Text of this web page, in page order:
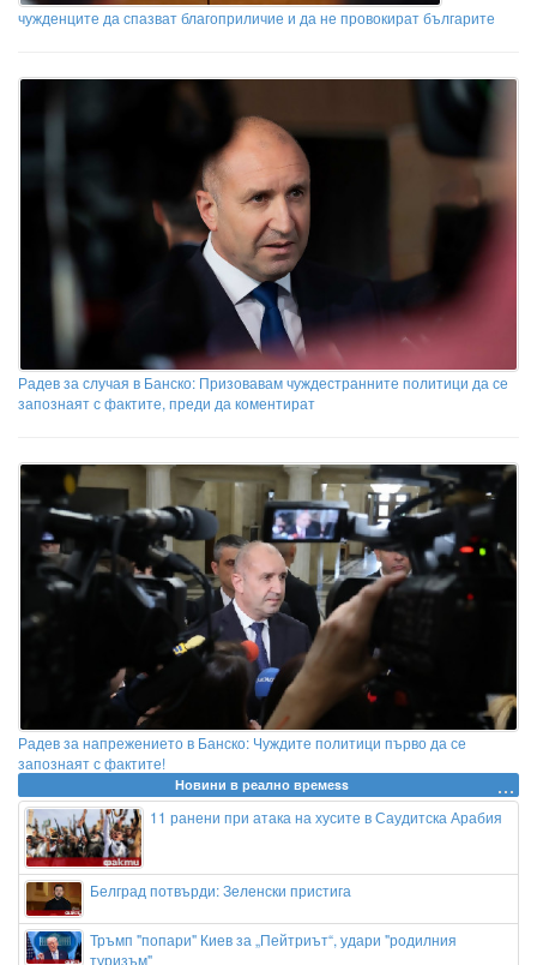
чужденците да спазват благоприличие и да не провокират българите
Радев за случая в Банско: Призовавам чуждестранните политици да се
запознаят с фактите, преди да коментират
Радев за напрежението в Банско: Чуждите политици първо да се
запознаят с фактите!
Новини в реално времеss
11 ранени при атака на хусите в Саудитска Арабия
Белград потвърди: Зеленски пристига
Тръмп "попари" Киев за „Пейтриът“, удари "родилния
туризъм"